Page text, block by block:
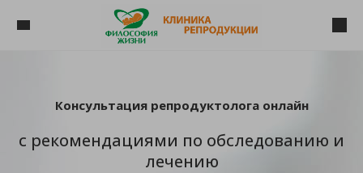
Консультация репродуктолога онлайн
с рекомендациями по обследованию и
лечению